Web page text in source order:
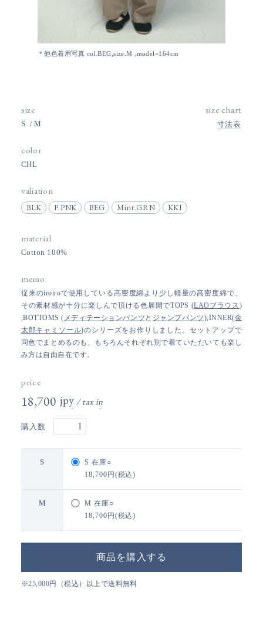
＊他色着用写真 col.BEG,size.M ,model=164cm
size size chart
S M 寸法表
color
CHL
valiation
BLK P.PNK BEG Mint.GRN KKI
material
Cotton 100%
memo
従来のiroiroで使用している高密度綿より少し軽量の高密度綿で、
その素材感が十分に楽しんで頂ける色展開でTOPS (LAOブラウス)
,BOTTOMS ( メディテーションパンツ と ジャンプパンツ),INNER(金
太郎キャミソール)のシリーズをお作りしました。セットアップで
同色でまとめるのも、もちろんそれぞれ別で着ていただいても楽し
み方は自由自在です。
price
18,700円(税込)
購入数
S S 在庫○
18,700円(税込)
M M 在庫○
18,700円(税込)
※25,000円（税込）以上で送料無料